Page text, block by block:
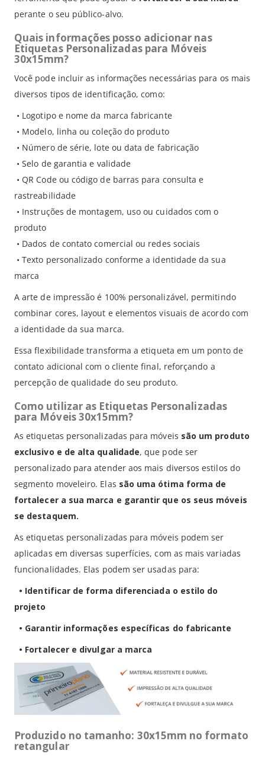
perante o seu público-alvo.
Quais informações posso adicionar nas
Etiquetas Personalizadas para Móveis
30x15mm?
Você pode incluir as informações necessárias para os mais
diversos tipos de identificação, como:
• Logotipo e nome da marca fabricante
• Modelo, linha ou coleção do produto
• Número de série, lote ou data de fabricação
• Selo de garantia e validade
• QR Code ou código de barras para consulta e
rastreabilidade
• Instruções de montagem, uso ou cuidados com o
produto
• Dados de contato comercial ou redes sociais
• Texto personalizado conforme a identidade da sua
marca
A arte de impressão é 100% personalizável, permitindo
combinar cores, layout e elementos visuais de acordo com
a identidade da sua marca.
Essa flexibilidade transforma a etiqueta em um ponto de
contato adicional com o cliente final, reforçando a
percepção de qualidade do seu produto.
Como utilizar as Etiquetas Personalizadas
para Móveis 30x15mm?
As etiquetas personalizadas para móveis são um produto
exclusivo e de alta qualidade, que pode ser
personalizado para atender aos mais diversos estilos do
segmento moveleiro. Elas são uma ótima forma de
fortalecer a sua marca e garantir que os seus móveis
se destaquem.
As etiquetas personalizadas para móveis podem ser
aplicadas em diversas superfícies, com as mais variadas
funcionalidades. Elas podem ser usadas para:
• Identificar de forma diferenciada o estilo do
projeto
• Garantir informações específicas do fabricante
• Fortalecer e divulgar a marca
Produzido no tamanho: 30x15mm no formato
retangular